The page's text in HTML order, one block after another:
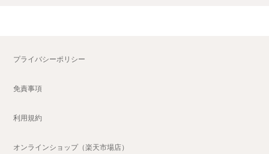
プライバシーポリシー
免責事項
利用規約
オンラインショップ（楽天市場店）